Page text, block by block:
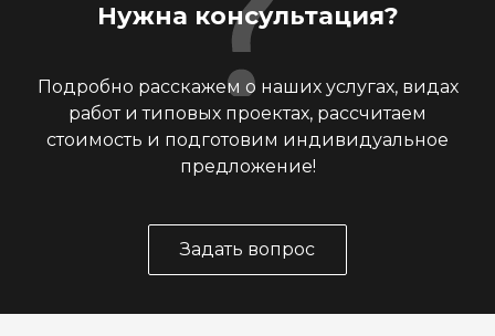
Нужна консультация?
Подробно расскажем о наших услугах, видах
работ и типовых проектах, рассчитаем
стоимость и подготовим индивидуальное
предложение!
Задать вопрос